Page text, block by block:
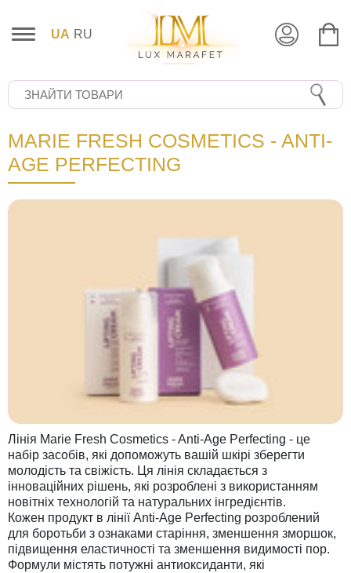
UA RU
MARIE FRESH COSMETICS - ANTI-
AGE PERFECTING
Лінія Marie Fresh Cosmetics - Anti-Age Perfecting - це
набір засобів, які допоможуть вашій шкірі зберегти
молодість та свіжість. Ця лінія складається з
інноваційних рішень, які розроблені з використанням
новітніх технологій та натуральних інгредієнтів.
Кожен продукт в лінії Anti-Age Perfecting розроблений
для боротьби з ознаками старіння, зменшення зморшок,
підвищення еластичності та зменшення видимості пор.
Формули містять потужні антиоксиданти, які